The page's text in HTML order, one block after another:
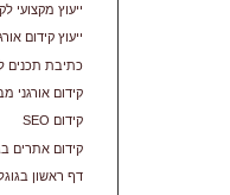
ייעוץ מקצועי
ייעוץ קידום
כתיבת תכנים
קידום אורגני
קידום SEO
קידום אתרים
דף ראשון